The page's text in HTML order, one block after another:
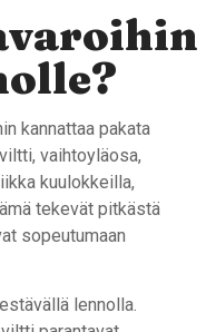
kannattaa pakata
vaihtoyläosa,
kuulokkeilla,
tekevät pitkästä
sopeutumaan
lennolla.